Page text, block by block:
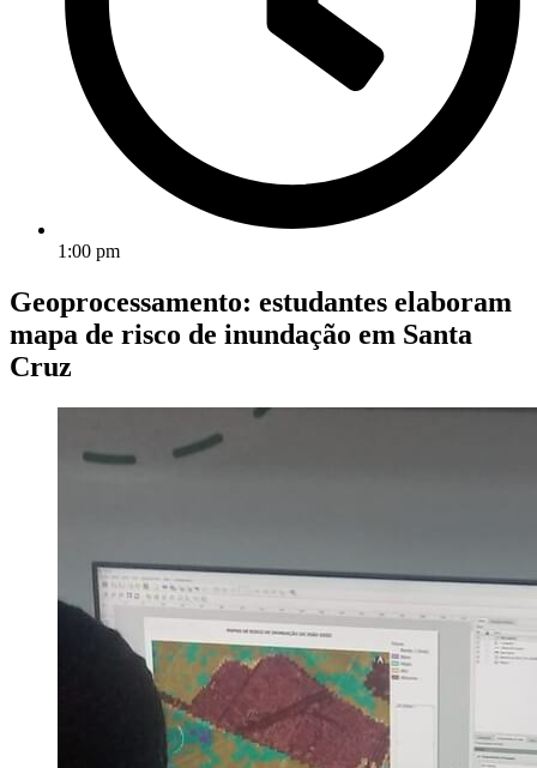
1:00 pm
Geoprocessamento: estudantes elaboram
mapa de risco de inundação em Santa
Cruz